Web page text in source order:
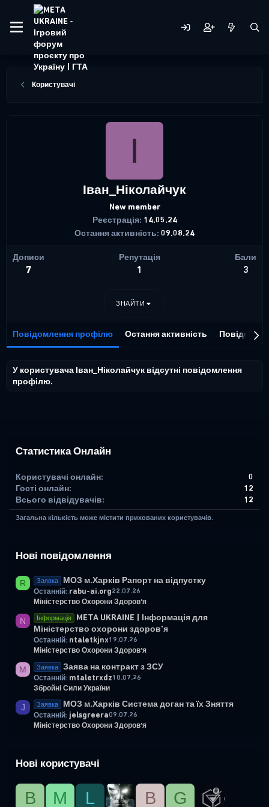
Користувачі
І
Іван_Ніколайчук
New member
Реєстрація 14.05.24
Остання активність 09.08.24
Дописи
7
Репутація
1
Бали
3
ЗНАЙТИ
Повідомлення профілю Остання активність
У користувача Іван_Ніколайчук відсутні повідомлення
профілю.
Статистика Онлайн
Користувачі онлайн
0
Гості онлайн
12
Всього відвідувачів
12
Загальна кількість може містити прихованих користувачів.
Нові повідомлення
R Заявка МОЗ м.Харків Рапорт на відпустку
Останній: rabu-ai.org22.07.26
Міністерство Охорони Здоров'я
N Інформація
META UKRAINE | Інформація для
Міністерство охорони здоров'я
Останній: ntaletkjnx19.07.26
Міністерство Охорони Здоров'я
M Заявка Заява на контракт з ЗСУ
Останній: mtaletrxdz18.07.26
Збройні Сили України
J Заявка МОЗ м.Харків Система доган та їх Зняття
Останній: jelsgreera09.07.26
Міністерство Охорони Здоров'я
Нові користувачі
B М L B G